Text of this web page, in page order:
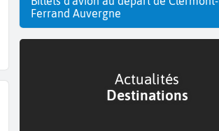
Ferrand Auvergne
Actualités
Destinations